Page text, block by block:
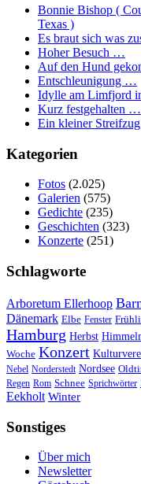
Bonnie Bishop (
Texas )
Es braut sich was
Hoher Besuch …
Auf den Hund
Entschleunigung …
Idylle am Limfjord
Kurz festgehalten …
Ein kleiner
Kategorien
Fotos (2.025)
Galerien (575)
Gedichte (235)
Geschichten (323)
Konzerte (251)
Schlagworte
Arboretum Ellerhoop
Dänemark Elbe Fenster
Hamburg Herbst
Woche Konzert
Nebel Norderstedt Nordsee
Regen Rom Schnee Sprichwörter
Eekholt Winter
Sonstiges
Über mich
Newsletter